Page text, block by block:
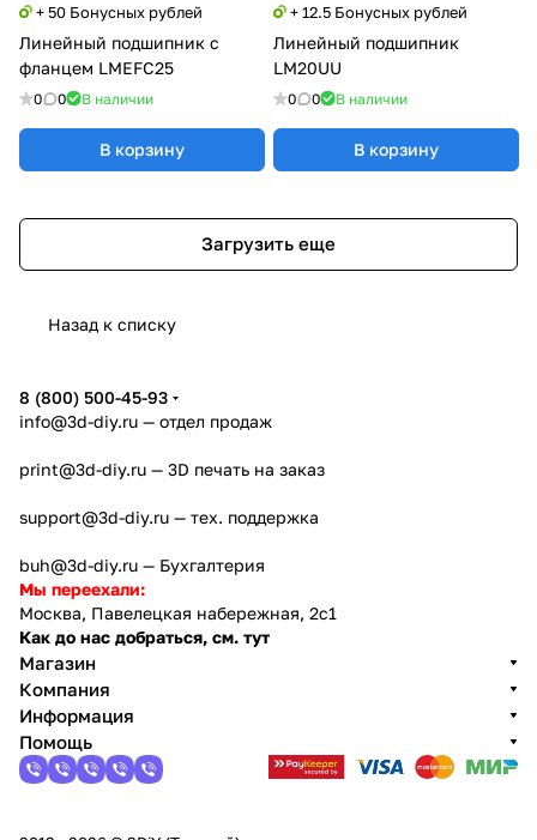
+ 50 Бонусных рублей
Линейный подшипник с
фланцем LMEFC25
0 0 В наличии
В корзину
+ 12.5 Бонусных рублей
Линейный подшипник
LM20UU
0 0 В наличии
В корзину
Загрузить еще
Назад к списку
8 (800) 500-45-93
info@3d-diy.ru — отдел продаж
print@3d-diy.ru — 3D печать на заказ
support@3d-diy.ru — тех. поддержка
buh@3d-diy.ru — Бухгалтерия
Мы переехали:
Москва, Павелецкая набережная, 2с1
Как до нас добраться, см. тут
Магазин
Компания
Информация
Помощь